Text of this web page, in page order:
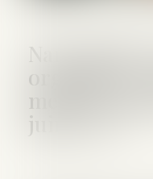
Narcotrafic
organisée :
mesures
juin 2025